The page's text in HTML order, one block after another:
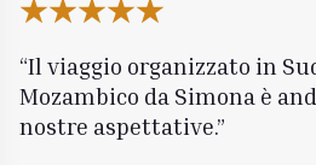
Il viaggio organizzato in
Mozambico da Simona è
nostre aspettative.